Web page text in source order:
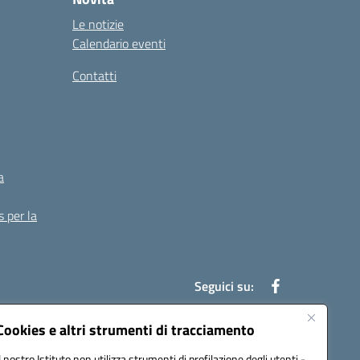
e altri strumenti di tracciamento
per la
Le notizie
Calendario eventi
Contatti
Seguici su: